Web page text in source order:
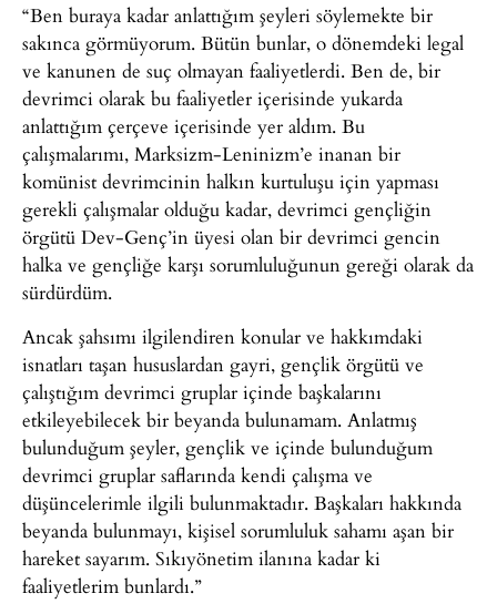
“Ben buraya kadar anlattığım şeyleri söylemekte bir
sakınca görmüyorum. Bütün bunlar, o dönemdeki legal
ve kanunen de suç olmayan faaliyetlerdi. Ben de, bir
devrimci olarak bu faaliyetler içerisinde yukarda
anlattığım çerçeve içerisinde yer aldım. Bu
çalışmalarımı, Marksizm-Leninizm’e inanan bir
komünist devrimcinin halkın kurtuluşu için yapması
gerekli çalışmalar olduğu kadar, devrimci gençliğin
örgütü Dev-Genç’in üyesi olan bir devrimci gencin
halka ve gençliğe karşı sorumluluğunun gereği olarak da
sürdürdüm.
Ancak şahsımı ilgilendiren konular ve hakkımdaki
isnatları taşan hususlardan gayri, gençlik örgütü ve
çalıştığım devrimci gruplar içinde başkalarını
etkileyebilecek bir beyanda bulunamam. Anlatmış
bulunduğum şeyler, gençlik ve içinde bulunduğum
devrimci gruplar saflarında kendi çalışma ve
düşüncelerimle ilgili bulunmaktadır. Başkaları hakkında
beyanda bulunmayı, kişisel sorumluluk sahamı aşan bir
hareket sayarım. Sıkıyönetim ilanına kadar ki
faaliyetlerim bunlardı.”